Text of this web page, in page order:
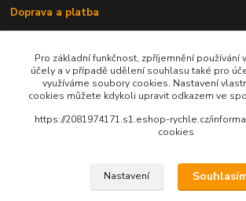
Doprava a platba
Upravit sběr cookies.
Pro základní funkčnost, zpříjemnění používání
účely a v případě udělení souhlasu také pro
využíváme soubory cookies. Nastavení
cookies můžete kdykoli upravit odkazem ve
https://2081974171.s1.eshop-rychle.cz/
cookies
Nastavení